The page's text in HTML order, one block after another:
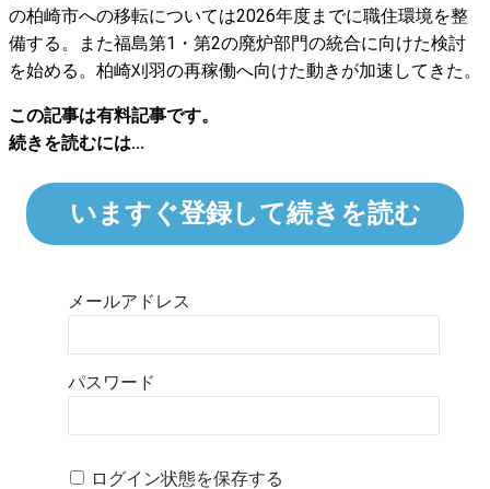
の柏崎市への移転については2026年度までに職住環境を整
備する。また福島第1・第2の廃炉部門の統合に向けた検討
を始める。柏崎刈羽の再稼働へ向けた動きが加速してきた。
この記事は有料記事です。
続きを読むには...
いますぐ登録して続きを読む
メールアドレス
パスワード
ログイン状態を保存する